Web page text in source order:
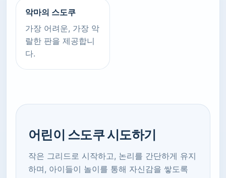
악마의 스도쿠
가장 어려운, 가장 악
랄한 판을 제공합니
다.
어린이 스도쿠 시도하기
작은 그리드로 시작하고, 논리를 간단하게 유지
하며, 아이들이 놀이를 통해 자신감을 쌓도록